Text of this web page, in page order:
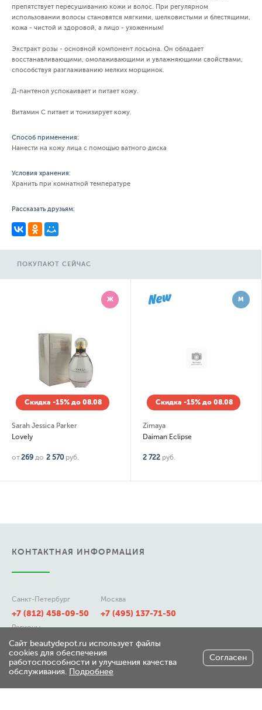
препятствует пересушиванию кожи и волос. При регулярном
использовании волосы становятся мягкими, шелковистыми и блестящими,
кожа - чистой и здоровой, а лицо - ухоженным!
Экстракт розы - основной компонент лосьона. Он обладает
восстанавливающими, омолаживающими и увлажняющими свойствами,
способствуя разглаживанию мелких морщинок.
Д-пантенол успокаивает и питает кожу.
Витамин С питает и тонизирует кожу.
Способ применения:
Нанести на кожу лица с помощью ватного диска
Условия хранения:
Хранить при комнатной температуре
Рассказать друзьям:
ПОКУПАЮТ СЕЙЧАС
Ж
Скидка -15% до 08.08
Sarah Jessica Parker
Lovely
от269 до 2 570 руб.
М
Скидка -15% до 08.08
Zimaya
Daiman Eclipse
2 722 руб.
КОНТАКТНАЯ ИНФОРМАЦИЯ
Санкт-Петербург
+7 (812) 458-09-50
Москва
+7 (495) 137-71-50
Регионы
8 (800) 511-21-50
197348, г. Санкт-Петербург,
Сайт beautydepot.ru использует файлы
cookies для обеспечения
работоспособности и улучшения качества
обслуживания. Подробнее
Согласен